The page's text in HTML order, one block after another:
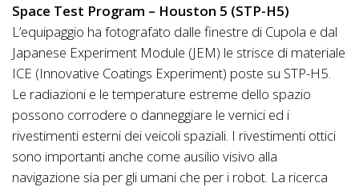
Space Test Program – Houston 5 (STP-H5)
L’equipaggio ha fotografato dalle finestre di Cupola e dal
Japanese Experiment Module (JEM) le strisce di materiale
ICE (Innovative Coatings Experiment) poste su STP-H5.
Le radiazioni e le temperature estreme dello spazio
possono corrodere o danneggiare le vernici ed i
rivestimenti esterni dei veicoli spaziali. I rivestimenti ottici
sono importanti anche come ausilio visivo alla
navigazione sia per gli umani che per i robot. La ricerca